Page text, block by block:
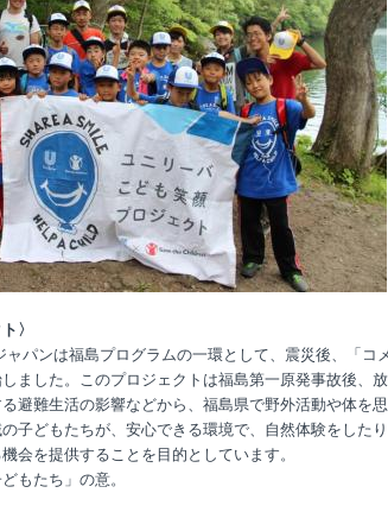
〉
パンは福島プログラムの一環として、震災後、「コ
ました。このプロジェクトは福島第一原発事故後、
避難生活の影響などから、福島県で野外活動や体を
子どもたちが、安心できる環境で、自然体験をした
会を提供することを目的としています。
もたち」の意。